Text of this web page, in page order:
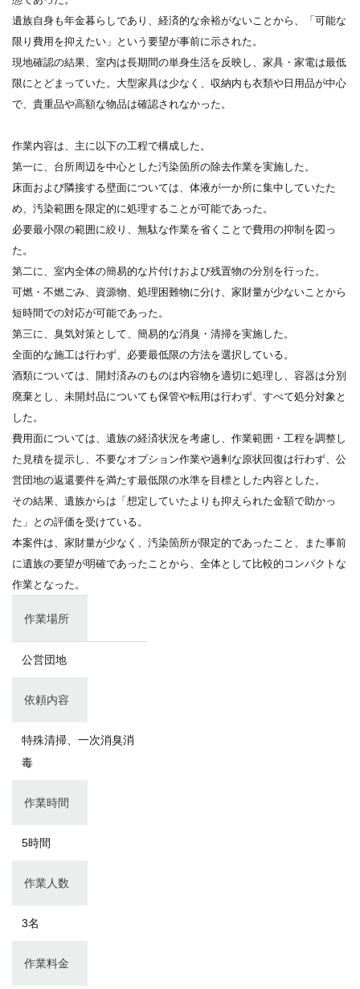
遺族自身も年金暮らしであり、経済的な余裕がないことから、「可能な
限り費用を抑えたい」という要望が事前に示された。
現地確認の結果、室内は長期間の単身生活を反映し、家具・家電は最低
限にとどまっていた。大型家具は少なく、収納内も衣類や日用品が中心
で、貴重品や高額な物品は確認されなかった。
作業内容は、主に以下の工程で構成した。
第一に、台所周辺を中心とした汚染箇所の除去作業を実施した。
床面および隣接する壁面については、体液が一か所に集中していたた
め、汚染範囲を限定的に処理することが可能であった。
必要最小限の範囲に絞り、無駄な作業を省くことで費用の抑制を図っ
た。
第二に、室内全体の簡易的な片付けおよび残置物の分別を行った。
可燃・不燃ごみ、資源物、処理困難物に分け、家財量が少ないことから
短時間での対応が可能であった。
第三に、臭気対策として、簡易的な消臭・清掃を実施した。
全面的な施工は行わず、必要最低限の方法を選択している。
酒類については、開封済みのものは内容物を適切に処理し、容器は分別
廃棄とし、未開封品についても保管や転用は行わず、すべて処分対象と
した。
費用面については、遺族の経済状況を考慮し、作業範囲・工程を調整し
た見積を提示し、不要なオプション作業や過剰な原状回復は行わず、公
営団地の返還要件を満たす最低限の水準を目標とした内容とした。
その結果、遺族からは「想定していたよりも抑えられた金額で助かっ
た」との評価を受けている。
本案件は、家財量が少なく、汚染箇所が限定的であったこと、また事前
に遺族の要望が明確であったことから、全体として比較的コンパクトな
作業となった。
作業場所
公営団地
依頼内容
特殊清掃、一次消臭消
毒
作業時間
5時間
作業人数
3名
作業料金